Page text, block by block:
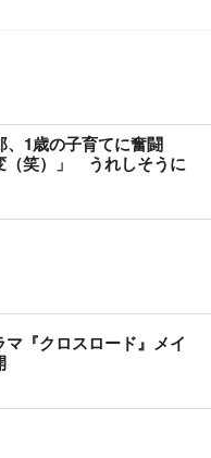
、1歳の子育てに奮闘
（笑）」 うれしそうに
『クロスロード』メイ